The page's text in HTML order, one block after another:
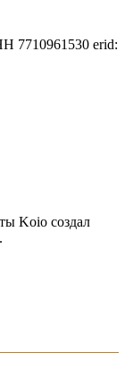
7710961530 erid:
Koio создал